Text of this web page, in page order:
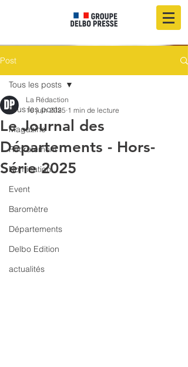
Post
Tous les posts
Magazine
Recrutement
Nomination
Event
Baromètre
Départements
Delbo Edition
actualités
Tous les posts
Le Journal des
Départements - Hors-
Série 2025
La Rédaction
16 juin 2025 1 min de lecture